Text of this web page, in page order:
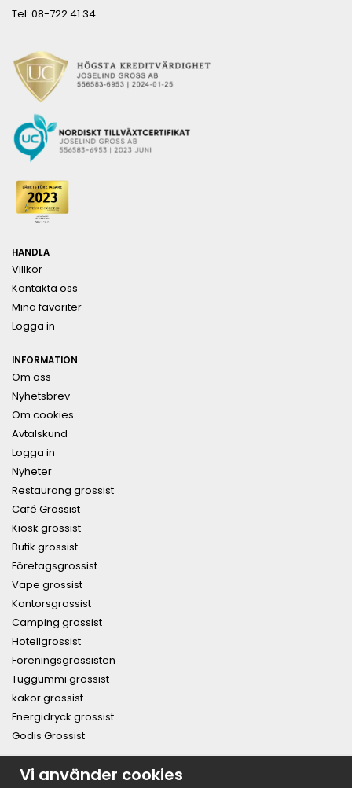
Tel: 08-722 41 34
HANDLA
Villkor
Kontakta oss
Mina favoriter
Logga in
INFORMATION
Om oss
Nyhetsbrev
Om cookies
Avtalskund
Logga in
Nyheter
Restaurang grossist
Café Grossist
Kiosk grossist
Butik grossist
Företagsgrossist
Vape grossist
Kontorsgrossist
Camping grossist
Hotellgrossist
Föreningsgrossisten
Tuggummi grossist
kakor grossist
Energidryck grossist
Godis Grossist
PRENUMERERA PÅ NYHETSBREVET FÖR VÅRA BÄSTA
ERBJUDANDEN OCH NYHETER!
Vi använder cookies